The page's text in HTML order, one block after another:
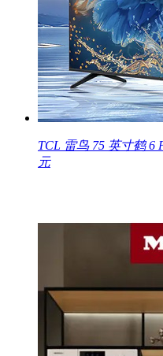
TCL 雷鸟 75 英寸鹤 6
元